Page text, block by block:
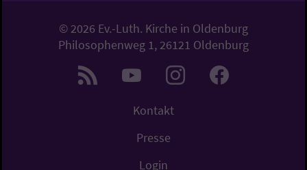
© 2026 Ev.-Luth. Kirche in Oldenburg
Philosophenweg 1, 26121 Oldenburg
Kontakt
Presse
Login